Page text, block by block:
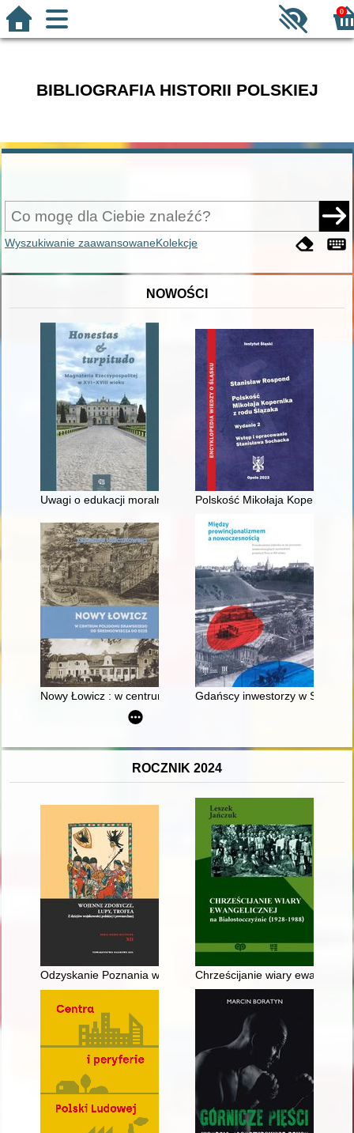
0
BIBLIOGRAFIA HISTORII POLSKIEJ
Wyszukiwanie zaawansowaneKolekcje
NOWOŚCI
Uwagi o edukacji moralnej synów szlacheckich w XVI-
Polskość Mikołaja Kopernika z
Nowy Łowicz : w centrum poligonu drawskiego od
Gdańscy inwestorzy w
ROCZNIK 2024
Odzyskanie Poznania w 1657 roku - wspaniała wiktoria czy
Chrześcijanie wiary